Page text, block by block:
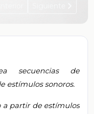
secuencias de
estímulos sonoros.
a partir de estímulos